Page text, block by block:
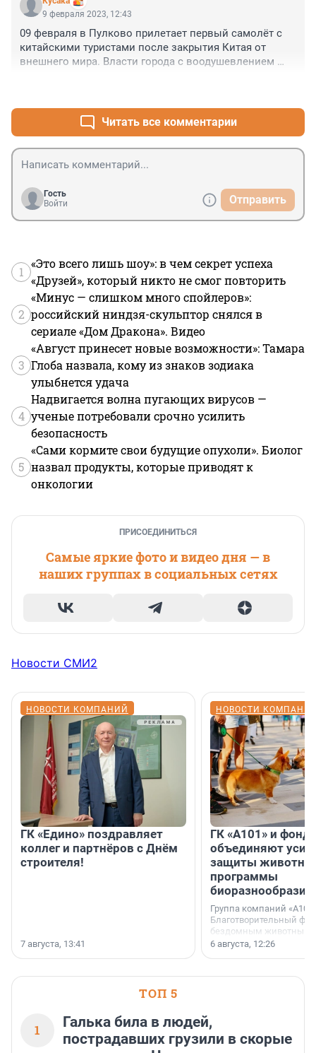
9 февраля 2023, 12:43
09 февраля в Пулково прилетает первый самолёт с
китайскими туристами после закрытия Китая от
внешнего мира. Власти города с воодушевлением
Читать все комментарии
Гость
Войти
Отправить
1
«Это всего лишь шоу»: в чем секрет успеха
«Друзей», который никто не смог повторить
2
«Минус — слишком много спойлеров»:
российский ниндзя-скульптор снялся в
сериале «Дом Дракона». Видео
3
«Август принесет новые возможности»: Тамара
Глоба назвала, кому из знаков зодиака
улыбнется удача
4
Надвигается волна пугающих вирусов —
ученые потребовали срочно усилить
безопасность
5
«Сами кормите свои будущие опухоли». Биолог
назвал продукты, которые приводят к
онкологии
ПРИСОЕДИНИТЬСЯ
Самые яркие фото и видео дня — в
наших группах в социальных сетях
Новости СМИ2
НОВОСТИ КОМПАНИЙ
ГК «Едино» поздравляет
коллег и партнёров с Днём
строителя!
7 августа, 13:41
НОВОСТИ
ГК «А101» и фонд
объединяют
защиты
программы
биоразнообразия
Группа компаний
Благотворительный
бездомным животным
заключили соглашение
6 августа, 12:26
ТОП 5
1
Галька била в людей,
пострадавших грузили в скорые